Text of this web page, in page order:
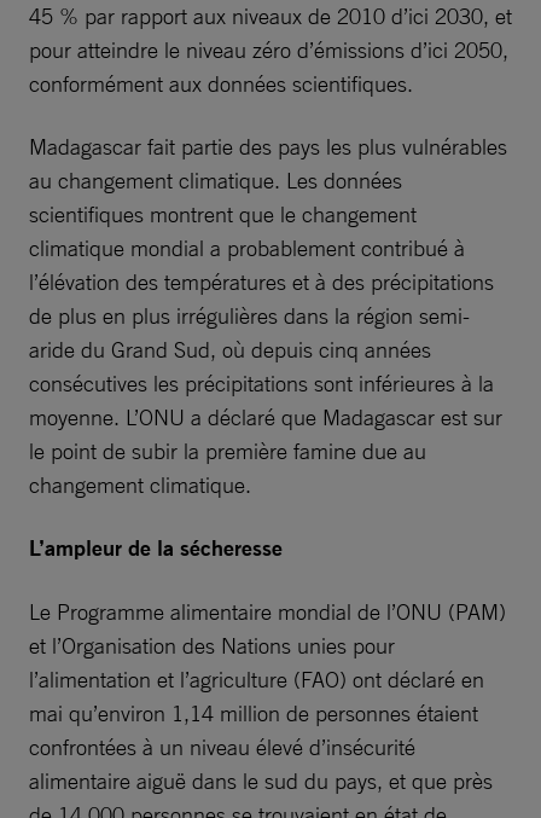
45 % par rapport aux niveaux de 2010 d’ici 2030, et
pour atteindre le niveau zéro d’émissions d’ici 2050,
conformément aux données scientifiques.
Madagascar fait partie des pays les plus vulnérables
au changement climatique. Les données
scientifiques montrent que le changement
climatique mondial a probablement contribué à
l’élévation des températures et à des précipitations
de plus en plus irrégulières dans la région semi-
aride du Grand Sud, où depuis cinq années
consécutives les précipitations sont inférieures à la
moyenne. L’ONU a déclaré que Madagascar est sur
le point de subir la première famine due au
changement climatique.
L’ampleur de la sécheresse
Le Programme alimentaire mondial de l’ONU (PAM)
et l’Organisation des Nations unies pour
l’alimentation et l’agriculture (FAO) ont déclaré en
mai qu’environ 1,14 million de personnes étaient
confrontées à un niveau élevé d’insécurité
alimentaire aiguë dans le sud du pays, et que près